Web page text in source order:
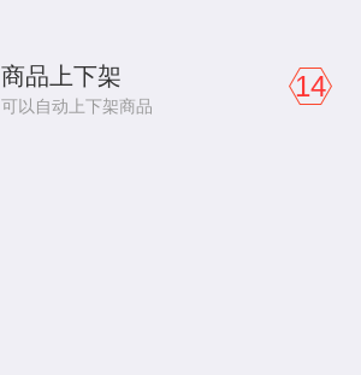
商品上下架
可以自动上下架商品
14